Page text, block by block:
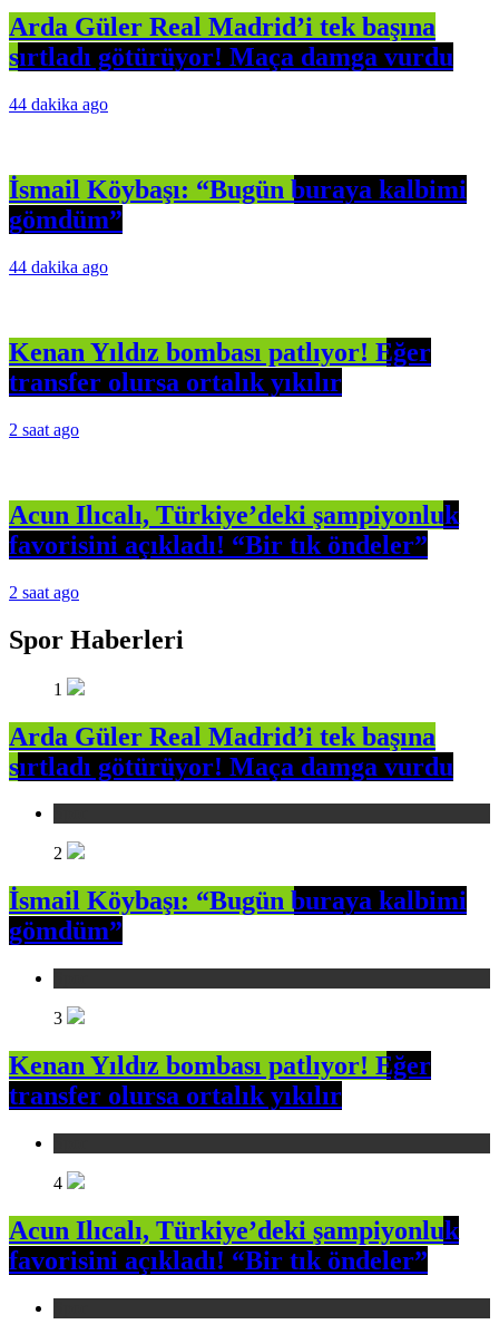
Arda Güler Real Madrid’i tek başına
sırtladı götürüyor! Maça damga vurdu
44 dakika ago
İsmail Köybaşı: “Bugün buraya kalbimi
gömdüm”
44 dakika ago
Kenan Yıldız bombası patlıyor! Eğer
transfer olursa ortalık yıkılır
2 saat ago
Acun Ilıcalı, Türkiye’deki şampiyonluk
favorisini açıkladı! “Bir tık öndeler”
2 saat ago
Spor Haberleri
1
Arda Güler Real Madrid’i tek başına
sırtladı götürüyor! Maça damga vurdu
2
İsmail Köybaşı: “Bugün buraya kalbimi
gömdüm”
3
Kenan Yıldız bombası patlıyor! Eğer
transfer olursa ortalık yıkılır
4
Acun Ilıcalı, Türkiye’deki şampiyonluk
favorisini açıkladı! “Bir tık öndeler”